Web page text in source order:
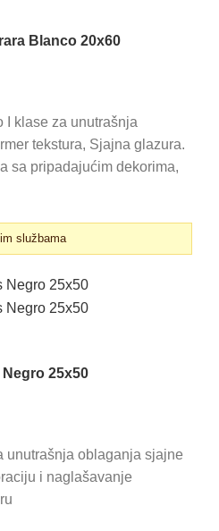
Blanco 20x60
I klase za unutrašnja
tekstura, Sjajna glazura.
sa pripadajućim dekorima,
službama
25x50
unutrašnja oblaganja sjajne
i naglašavanje